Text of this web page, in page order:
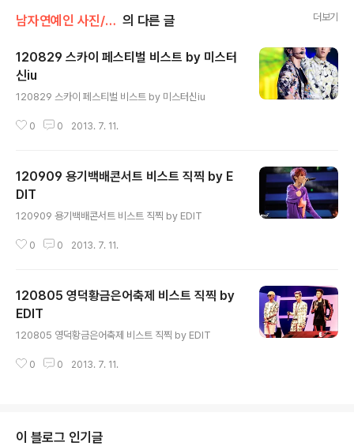
남자연예인 사진/비스트 의 다른 글 더보기
120829 스카이 페스티벌 비스트 by 미스터
신iu
120829 스카이 페스티벌 비스트 by 미스터신iu
0 0 2013. 7. 11.
120909 용기백배콘서트 비스트 직찍 by E
DIT
120909 용기백배콘서트 비스트 직찍 by EDIT
0 0 2013. 7. 11.
120805 영덕황금은어축제 비스트 직찍 by
EDIT
120805 영덕황금은어축제 비스트 직찍 by EDIT
0 0 2013. 7. 11.
이 블로그 인기글